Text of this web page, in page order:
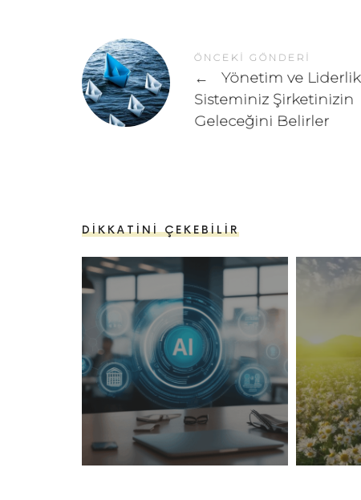
ÖNCEKI GÖNDERI
←
Yönetim ve Liderlik
Sisteminiz Şirketinizin
Geleceğini Belirler
DIKKATINI ÇEKEBILIR